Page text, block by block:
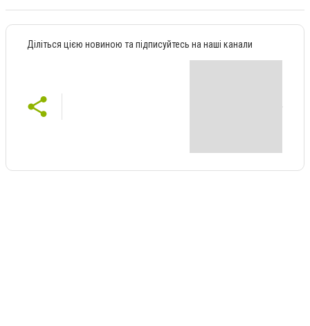
Діліться цією новиною та підписуйтесь на наші канали